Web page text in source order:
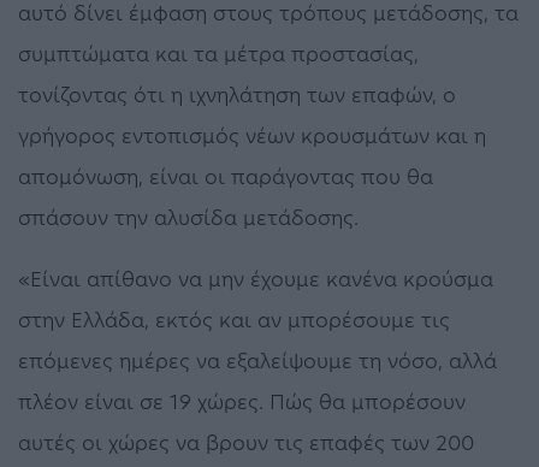
αυτό δίνει έμφαση στους τρόπους μετάδοσης, τα
συμπτώματα και τα μέτρα προστασίας,
τονίζοντας ότι η ιχνηλάτηση των επαφών, ο
γρήγορος εντοπισμός νέων κρουσμάτων και η
απομόνωση, είναι οι παράγοντας που θα
σπάσουν την αλυσίδα μετάδοσης.
«Είναι απίθανο να μην έχουμε κανένα κρούσμα
στην Ελλάδα, εκτός και αν μπορέσουμε τις
επόμενες ημέρες να εξαλείψουμε τη νόσο, αλλά
πλέον είναι σε 19 χώρες. Πώς θα μπορέσουν
αυτές οι χώρες να βρουν τις επαφές των 200